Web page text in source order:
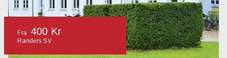
Fra 400 Kr
Randers SV